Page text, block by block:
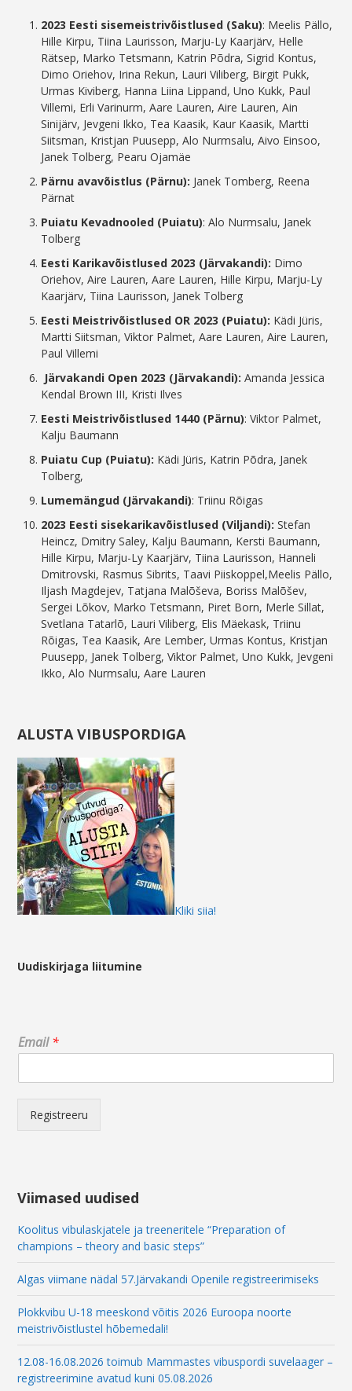
2023 Eesti sisemeistrivõistlused (Saku): Meelis Pällo,
Hille Kirpu, Tiina Laurisson, Marju-Ly Kaarjärv, Helle
Rätsep, Marko Tetsmann, Katrin Põdra, Sigrid Kontus,
Dimo Oriehov, Irina Rekun, Lauri Viliberg, Birgit Pukk,
Urmas Kiviberg, Hanna Liina Lippand, Uno Kukk, Paul
Villemi, Erli Varinurm, Aare Lauren, Aire Lauren, Ain
Sinijärv, Jevgeni Ikko, Tea Kaasik, Kaur Kaasik, Martti
Siitsman, Kristjan Puusepp, Alo Nurmsalu, Aivo Einsoo,
Janek Tolberg, Pearu Ojamäe
Pärnu avavõistlus (Pärnu): Janek Tomberg, Reena
Pärnat
Puiatu Kevadnooled (Puiatu): Alo Nurmsalu, Janek
Tolberg
Eesti Karikavõistlused 2023 (Järvakandi): Dimo
Oriehov, Aire Lauren, Aare Lauren, Hille Kirpu, Marju-Ly
Kaarjärv, Tiina Laurisson, Janek Tolberg
Eesti Meistrivõistlused OR 2023 (Puiatu): Kädi Jüris,
Martti Siitsman, Viktor Palmet, Aare Lauren, Aire Lauren,
Paul Villemi
Järvakandi Open 2023 (Järvakandi):Amanda Jessica
Kendal Brown III, Kristi Ilves
Eesti Meistrivõistlused 1440 (Pärnu): Viktor Palmet,
Kalju Baumann
Puiatu Cup (Puiatu): Kädi Jüris, Katrin Põdra, Janek
Tolberg,
Lumemängud (Järvakandi): Triinu Rõigas
2023 Eesti sisekarikavõistlused (Viljandi):Stefan
Heincz, Dmitry Saley, Kalju Baumann, Kersti Baumann,
Hille Kirpu, Marju-Ly Kaarjärv, Tiina Laurisson, Hanneli
Dmitrovski, Rasmus Sibrits, Taavi Piiskoppel,Meelis Pällo,
Iljash Magdejev, Tatjana Malõševa, Boriss Malõšev,
Sergei Lõkov, Marko Tetsmann, Piret Born, Merle Sillat,
Svetlana Tatarlõ, Lauri Viliberg, Elis Mäekask, Triinu
Rõigas, Tea Kaasik, Are Lember, Urmas Kontus, Kristjan
Puusepp, Janek Tolberg, Viktor Palmet, Uno Kukk, Jevgeni
Ikko, Alo Nurmsalu, Aare Lauren
ALUSTA VIBUSPORDIGA
Kliki siia!
Uudiskirjaga liitumine
E
m
i
E
m
a
i
l
Email*
Registreeru
Viimased uudised
Koolitus vibulaskjatele ja treeneritele “Preparation of
champions – theory and basic steps”
Algas viimane nädal 57.Järvakandi Openile registreerimiseks
Plokkvibu U-18 meeskond võitis 2026 Euroopa noorte
meistrivõistlustel hõbemedali!
12.08-16.08.2026 toimub Mammastes vibuspordi suvelaager –
registreerimine avatud kuni 05.08.2026